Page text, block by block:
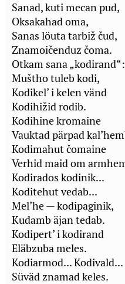
Sanad, kuti mecan pud,
Oksakahad oma,
Sanas löuta tarbiž čud,
Znamoičenduz čoma.
Otkam sana „kodirand“:
Muštho tuleb kodi,
Kodikel’ i kelen vänd
Kodihižid rodib.
Kodihine kromaine
Vauktad pärpad
Kodimahut čomaine
Verhid maid om
Kodirados kodinik...
Koditehut vedab...
Mel’he — kodipaginik,
Kudamb äjan tedab.
Kodipert’ i kodirand
Eläbzuba meles.
Kodiarmod... Kodivald...
Süväd znamad keles.